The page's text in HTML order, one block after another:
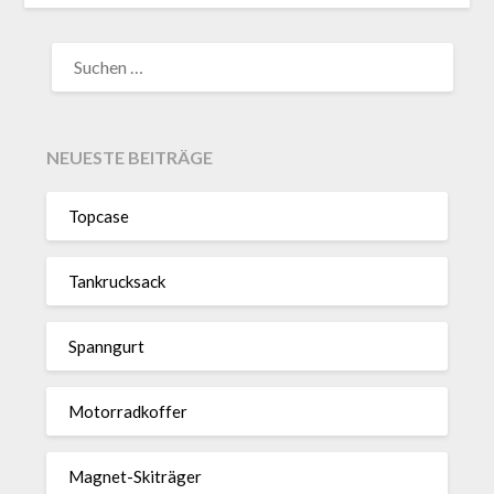
NACH:
NEUESTE BEITRÄGE
Topcase
Tan­kruck­sack
Spann­gurt
Motor­rad­koffer
Magnet-Ski­träger